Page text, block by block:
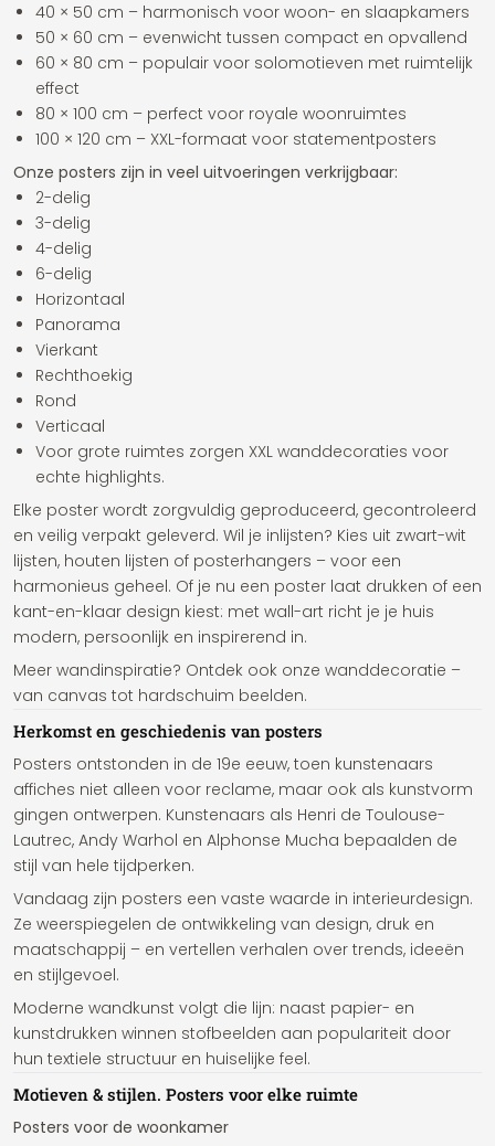
40 × 50 cm – harmonisch voor woon- en slaapkamers
50 × 60 cm – evenwicht tussen compact en opvallend
60 × 80 cm – populair voor solomotieven met ruimtelijk
effect
80 × 100 cm – perfect voor royale woonruimtes
100 × 120 cm – XXL-formaat voor statementposters
Onze posters zijn in veel uitvoeringen verkrijgbaar:
2-delig
3-delig
4-delig
6-delig
Horizontaal
Panorama
Vierkant
Rechthoekig
Rond
Verticaal
Voor grote ruimtes zorgen XXL wanddecoraties voor
echte highlights.
Elke poster wordt zorgvuldig geproduceerd, gecontroleerd
en veilig verpakt geleverd. Wil je inlijsten? Kies uit zwart-wit
lijsten, houten lijsten of posterhangers – voor een
harmonieus geheel. Of je nu een poster laat drukken of een
kant-en-klaar design kiest: met wall-art richt je je huis
modern, persoonlijk en inspirerend in.
Meer wandinspiratie? Ontdek ook onze wanddecoratie –
van canvas tot hardschuim beelden.
Herkomst en geschiedenis van posters
Posters ontstonden in de 19e eeuw, toen kunstenaars
affiches niet alleen voor reclame, maar ook als kunstvorm
gingen ontwerpen. Kunstenaars als Henri de Toulouse-
Lautrec, Andy Warhol en Alphonse Mucha bepaalden de
stijl van hele tijdperken.
Vandaag zijn posters een vaste waarde in interieurdesign.
Ze weerspiegelen de ontwikkeling van design, druk en
maatschappij – en vertellen verhalen over trends, ideeën
en stijlgevoel.
Moderne wandkunst volgt die lijn: naast papier- en
kunstdrukken winnen stofbeelden aan populariteit door
hun textiele structuur en huiselijke feel.
Motieven & stijlen. Posters voor elke ruimte
Posters voor de woonkamer